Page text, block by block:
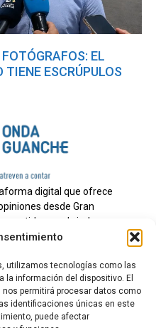
utilizamos tecnologías como las
la información del dispositivo. El
permitirá procesar datos como
identificaciones únicas en este
puede afectar
EL
TIENE ESCRÚPULOS
digital que ofrece
desde Gran
con brindar
independiente a